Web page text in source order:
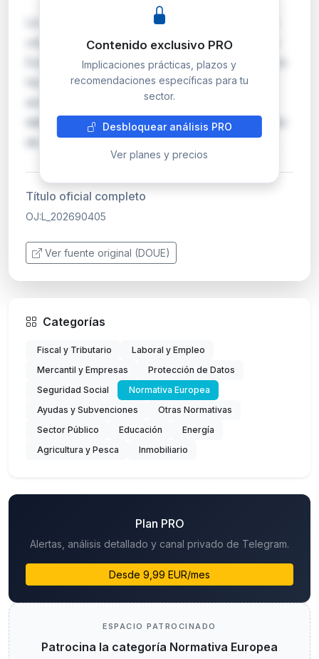
La referencia OJ:L_202690405 corresponde a
una publicación en el Diario Oficial de la Unión
Europea (serie L), cuyo contenido específico no
ha sido proporcionado para su análisis. Sin
acceso al texto completo, no es posible
determinar las implicaciones prácticas, el ámbito
de aplicación ni los sujetos obligados. Se rec…
Contenido exclusivo PRO
Implicaciones prácticas, plazos y
recomendaciones específicas para tu
sector.
Desbloquear análisis PRO
Ver planes y precios
Título oficial completo
OJ:L_202690405
Ver fuente original (DOUE)
Categorías
Fiscal y Tributario
Laboral y Empleo
Mercantil y Empresas
Protección de Datos
Seguridad Social
Normativa Europea
Ayudas y Subvenciones
Otras Normativas
Sector Público
Educación
Energía
Agricultura y Pesca
Inmobiliario
Plan PRO
Alertas, análisis detallado y canal privado de Telegram.
Desde 9,99 EUR/mes
ESPACIO PATROCINADO
Patrocina la categoría Normativa Europea